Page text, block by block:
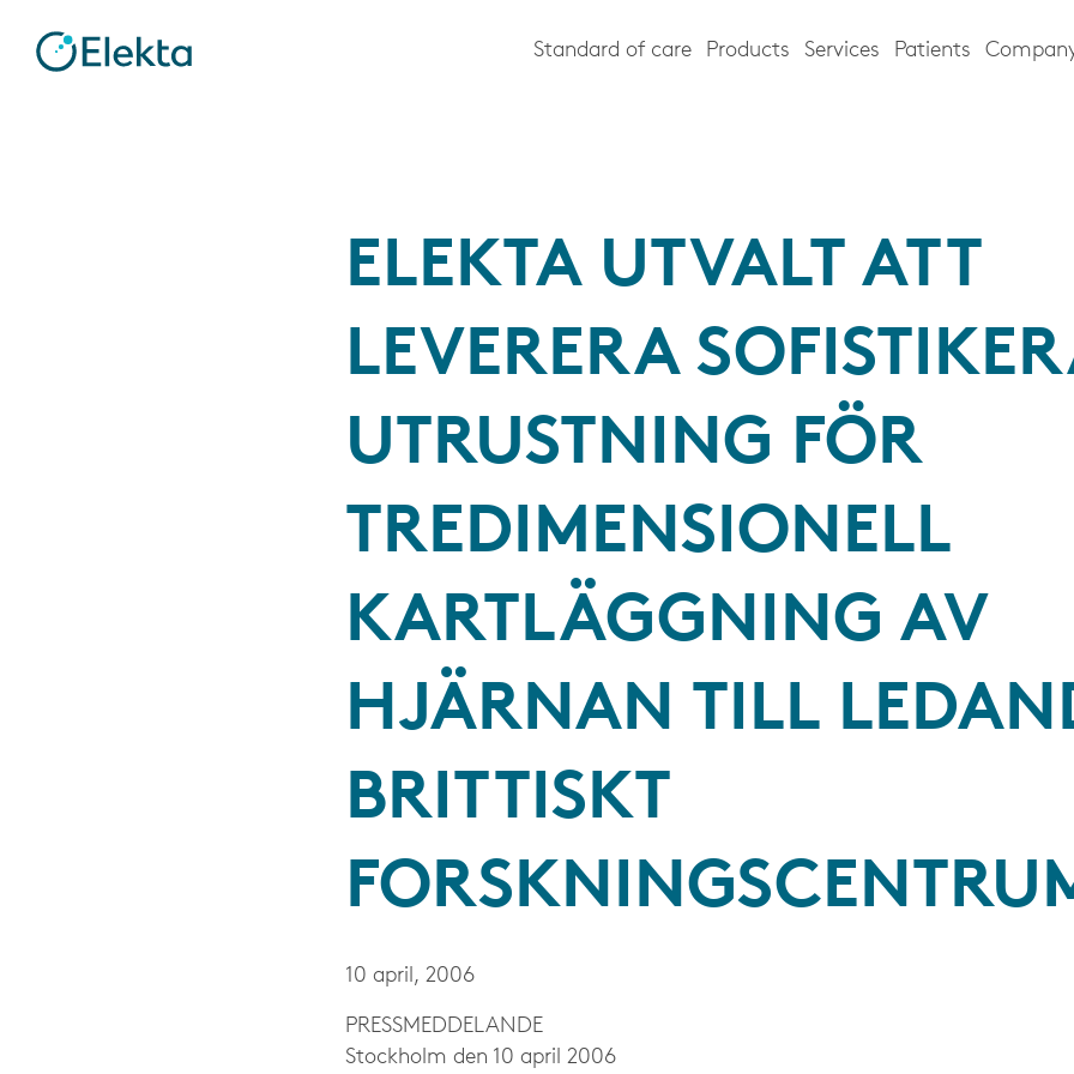
Standard of care Products Services Patients
ELEKTA UTVALT ATT
LEVERERA
UTRUSTNING FÖR
TREDIMENSIONELL
KARTLÄGGNING AV
HJÄRNAN TILL
BRITTISKT
10 april, 2006
PRESS­MEDDELANDE
Stockholm den 10 april 2006